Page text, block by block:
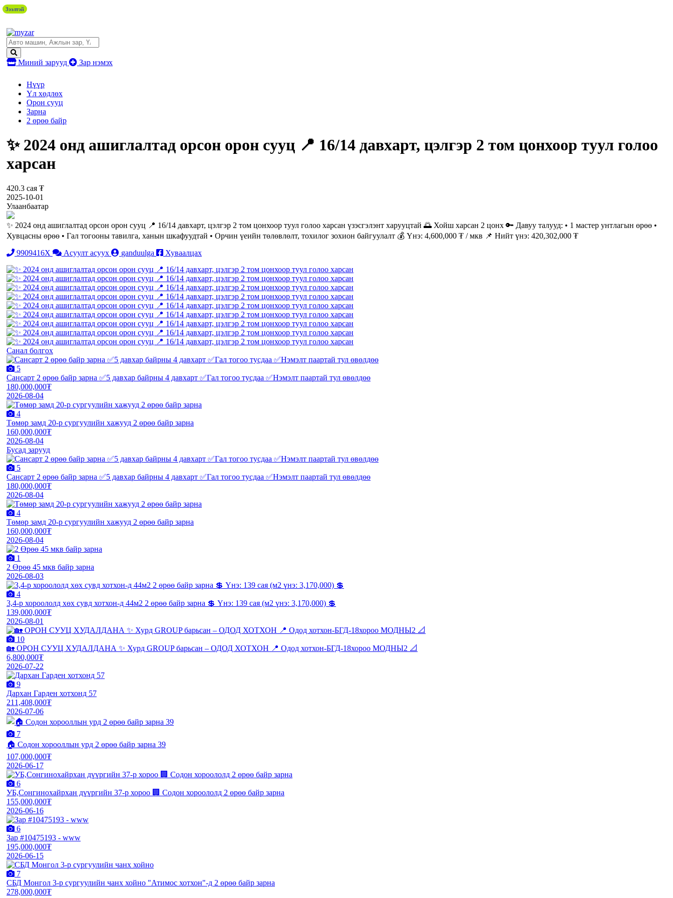
Миний зарууд Зар нэмэх
Нүүр
Үл хөдлөх
Орон сууц
Зарна
2 өрөө байр
✨ 2024 онд ашиглалтад орсон орон сууц 📍 16/14 давхарт, цэлгэр 2 том цонхоор туул голоо
харсан
420.3 сая ₮
2025-10-01
Улаанбаатар
✨ 2024 онд ашиглалтад орсон орон сууц 📍 16/14 давхарт, цэлгэр 2 том цонхоор туул голоо харсан үзэсгэлэнт харууцтай 🌅 Хойш харсан 2 цонх 🔑 Давуу талууд: • 1 мастер унтлагын өрөө •
Хувцасны өрөө • Гал тогооны тавилга, ханын шкафуудтай • Орчин үеийн төлөвлөлт, тохилог зохион байгуулалт 💰 Үнэ: 4,600,000 ₮ / мкв 📌 Нийт үнэ: 420,302,000 ₮
9909416X
Асуулт асуух ganduulga Хуваалцах
Санал болгох
5
Сансарт 2 өрөө байр зарна ✅5 давхар байрны 4 давхарт ✅Гал тогоо тусдаа ✅Нэмэлт паартай тул өвөлдөө
180,000,000₮
2026-08-04
4
Төмөр замд 20-р сургуулийн хажууд 2 өрөө байр зарна
160,000,000₮
2026-08-04
Бусад зарууд
5
Сансарт 2 өрөө байр зарна ✅5 давхар байрны 4 давхарт ✅Гал тогоо тусдаа ✅Нэмэлт паартай тул өвөлдөө
180,000,000₮
2026-08-04
4
Төмөр замд 20-р сургуулийн хажууд 2 өрөө байр зарна
160,000,000₮
2026-08-04
1
2 Өрөө 45 мкв байр зарна
2026-08-03
4
3,4-р хороололд хөх сувд хотхон-д 44м2 2 өрөө байр зарна 💲 Үнэ: 139 сая (м2 үнэ: 3,170,000) 💲
139,000,000₮
2026-08-01
Зээлтэй
10
🏡 ОРОН СУУЦ ХУДАЛДАНА ✨ Хурд GROUP барьсан – ОДОД ХОТХОН 📍 Одод хотхон-БГД-18хороо МОДНЫ2 📐
6,800,000₮
2026-07-22
9
Дархан Гарден хотхонд 57
211,408,000₮
2026-07-06
7
🏠 Содон хорооллын урд 2 өрөө байр зарна 39
107,000,000₮
2026-06-17
6
УБ,Сонгинохайрхан дүүргийн 37-р хороо 🏢 Содон хороололд 2 өрөө байр зарна
155,000,000₮
2026-06-16
6
Зар #10475193 - www
195,000,000₮
2026-06-15
7
СБД Монгол 3-р сургуулийн чанх хойно "Атимос хотхон"-д 2 өрөө байр зарна
278,000,000₮